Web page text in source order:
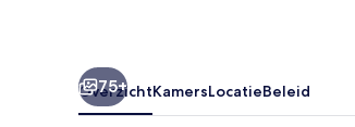
75+
OverzichtKamersLocatieBeleid